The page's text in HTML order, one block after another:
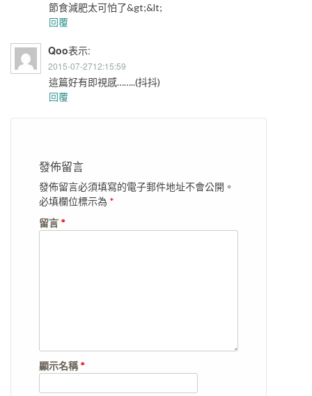
節食減肥太可怕了&gt;&lt;
回覆
Qoo表示:
2015-07-2712:15:59
這篇好有即視感……..(抖抖)
回覆
發佈留言
發佈留言必須填寫的電子郵件地址不會公開。
必填欄位標示為 *
留言 *
顯示名稱*